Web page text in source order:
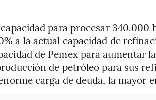
para procesar 340.000
a la actual capacidad de
de Pemex para aumentar
de petróleo para sus
carga de deuda, la mayor